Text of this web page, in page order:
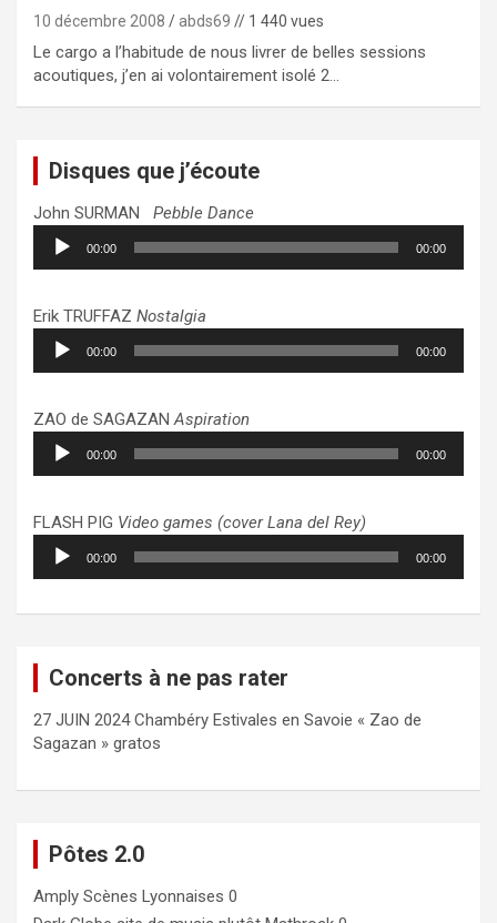
10 décembre 2008 abds69 // 1 440 vues
Le cargo a l’habitude de nous livrer de belles sessions
acoutiques, j’en ai volontairement isolé 2…
Disques que j’écoute
John SURMAN Pebble Dance
Lecteur
audio
00:00 00:00
Erik TRUFFAZ Nostalgia
Lecteur
audio
00:00 00:00
ZAO de SAGAZANAspiration
Lecteur
audio
00:00 00:00
FLASH PIG Video games (cover Lana del Rey)
Lecteur
audio
00:00 00:00
Concerts à ne pas rater
27 JUIN 2024 Chambéry Estivales en Savoie « Zao de
Sagazan » gratos
Pôtes 2.0
Amply Scènes Lyonnaises 0